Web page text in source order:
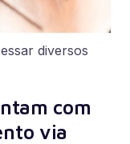
diversos
com
via